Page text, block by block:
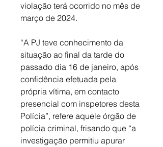
violação terá ocorrido no mês de
março de 2024.
“A PJ teve conhecimento da
situação ao final da tarde do
passado dia 16 de janeiro, após
confidência efetuada pela
própria vítima, em contacto
presencial com inspetores desta
Polícia”, refere aquele órgão de
polícia criminal, frisando que “a
investigação permitiu apurar